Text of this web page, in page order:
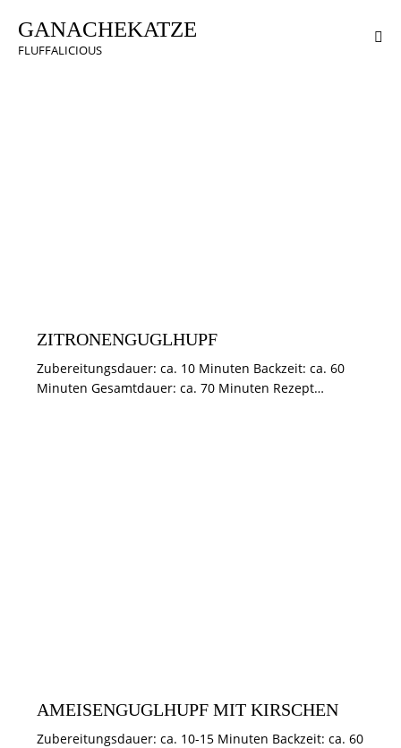
GANACHEKATZE
FLUFFALICIOUS
ZITRONENGUGLHUPF
Zubereitungsdauer: ca. 10 Minuten Backzeit: ca. 60
Minuten Gesamtdauer: ca. 70 Minuten Rezept…
AMEISENGUGLHUPF MIT KIRSCHEN
Zubereitungsdauer: ca. 10-15 Minuten Backzeit: ca. 60